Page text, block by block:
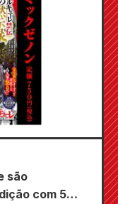
são
com 5